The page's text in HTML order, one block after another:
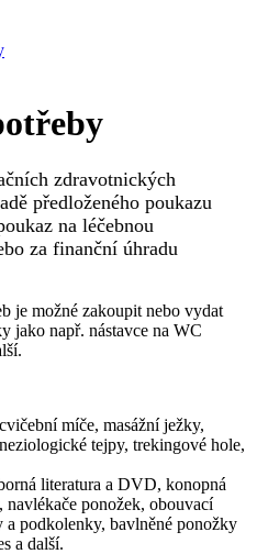
zdravotnických
předloženého poukazu
na léčebnou
za finanční úhradu
je možné zakoupit nebo vydat
jako např. nástavce na WC
míče, masážní ježky,
tejpy, trekingové hole,
literatura a DVD, konopná
ponožek, obouvací
a podkolenky, bavlněné ponožky
a další.